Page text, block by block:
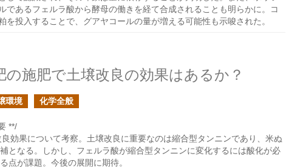
であるフェルラ酸から酵母の働きを経て合成されることも明らかに。コ
を投入することで、グアヤコールの量が増える可能性も示唆された。
施肥で土壌改良の効果はあるか？
環境 化学全般
**/
効果について考察。土壌改良に重要なのは縮合型タンニンであり、米ぬ
となる。しかし、フェルラ酸が縮合型タンニンに変化するには酸化が必
点が課題。今後の展開に期待。